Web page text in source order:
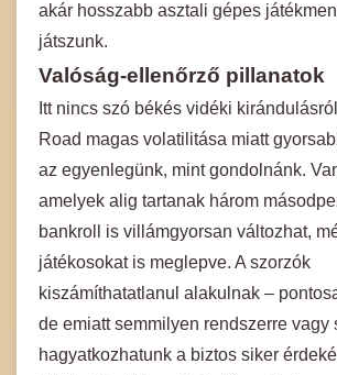
akár hosszabb asztali gépes
játszunk.
Valóság-ellenőrző pillanatok
Itt nincs szó békés vidéki
Road magas volatilitása miatt
az egyenlegünk, mint gondolnánk.
amelyek alig tartanak három
bankroll is villámgyorsan változhat,
játékosokat is meglepve. A szorzók
kiszámíthatatlanul alakulnak –
de emiatt semmilyen rendszerre vagy
hagyatkozhatunk a biztos siker